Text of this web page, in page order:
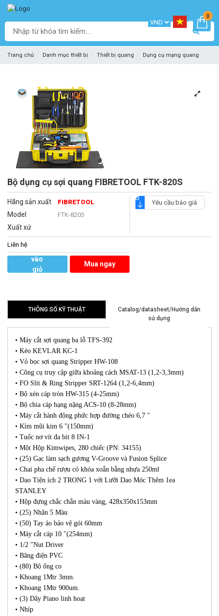
0
Trang chủ Danh mục thiết bị Thiết bị quang Dụng cụ mạng quang
Bộ dụng cụ sợi quang FIBRETOOL FTK-820S
Hãng sản xuất FIBRETOOL
Model FTK-820S
Xuất xứ
Yêu cầu báo giá
Liên hệ
vào
giỏ
Mua ngay
THÔNG SỐ KỸ THUẬT
Catalog/datasheet/Hướng dẫn
sử dụng
• Máy cắt sợi quang ba lỗ TFS-392
• Kéo KEVLAR KC-1
• Vỏ bọc sợi quang Stripper HW-108
• Công cụ truy cập giữa khoảng cách MSAT-13 (1,2-3,3mm)
• FO Slit & Ring Stripper SRT-1264 (1,2-6,4mm)
• Bộ xén cáp tròn HW-315 (4-25mm)
• Bộ chia cáp hạng nặng ACS-10 (8-28mm)
• Máy cắt hành động phức hợp đường chéo 6,7 "
• Kìm mũi kim 6 "(150mm)
• Tuốc nơ vít đa bit 8 IN-1
• Một Hộp Kimwipes, 280 chiếc (PN: 34155)
• (25) Gạc làm sạch gương V-Groove và Fusion Splice
• Chai pha chế rượu có khóa xoắn bằng nhựa 250ml
• Dao Tiện ích 2 TRONG 1 với Lưỡi Dao Móc Thêm 1ea
STANLEY
• Hộp đựng chắc chắn màu vàng, 428x350x153mm
• (25) Nhãn 5 Màu
• (50) Tay áo bảo vệ gói 60mm
• Máy cắt cáp 10 "(254mm)
• 1/2 "Nut Driver
• Băng điện PVC
• (80) Bộ ống co
• Khoang 1Mtr 3mm.
• Khoang 1Mtr 900um.
• (3) Dây Piano linh hoạt
• Nhíp